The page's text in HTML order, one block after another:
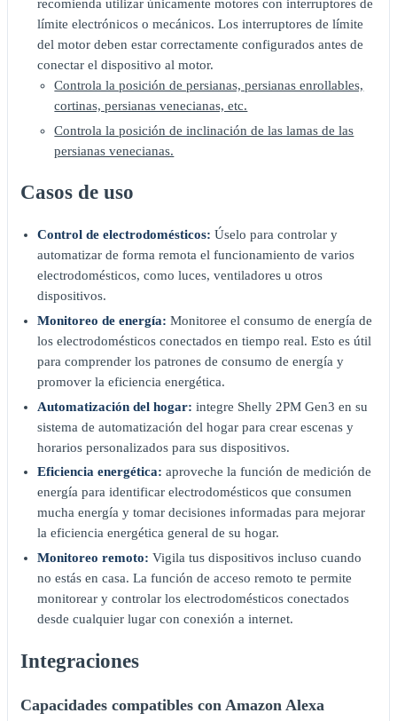
recomienda utilizar únicamente motores con interruptores de
límite electrónicos o mecánicos. Los interruptores de límite
del motor deben estar correctamente configurados antes de
conectar el dispositivo al motor.
Controla la posición de persianas, persianas enrollables,
cortinas, persianas venecianas, etc.
Controla la posición de inclinación de las lamas de las
persianas venecianas.
Casos de uso
Control de electrodomésticos: Úselo para controlar y
automatizar de forma remota el funcionamiento de varios
electrodomésticos, como luces, ventiladores u otros
dispositivos.
Monitoreo de energía: Monitoree el consumo de energía de
los electrodomésticos conectados en tiempo real. Esto es útil
para comprender los patrones de consumo de energía y
promover la eficiencia energética.
Automatización del hogar: integre Shelly 2PM Gen3 en su
sistema de automatización del hogar para crear escenas y
horarios personalizados para sus dispositivos.
Eficiencia energética: aproveche la función de medición de
energía para identificar electrodomésticos que consumen
mucha energía y tomar decisiones informadas para mejorar
la eficiencia energética general de su hogar.
Monitoreo remoto: Vigila tus dispositivos incluso cuando
no estás en casa. La función de acceso remoto te permite
monitorear y controlar los electrodomésticos conectados
desde cualquier lugar con conexión a internet.
Integraciones
Capacidades compatibles con Amazon Alexa